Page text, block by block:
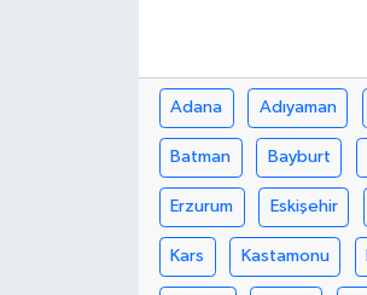
Adana Adıyaman
Batman Bayburt
Erzurum Eskişehir
Kars Kastamonu